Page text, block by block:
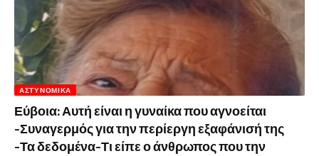
ΑΣΤΥΝΟΜΙΚΆ
Εύβοια: Αυτή είναι η γυναίκα που αγνοείται
-Συναγερμός για την περίεργη εξαφάνισή της
-Τα δεδομένα-Τι είπε ο άνθρωπος που την